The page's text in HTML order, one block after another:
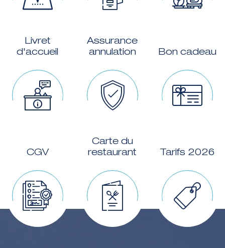
Livret
d'accueil
Assurance
annulation
Bon cadeau
CGV
Carte du
restaurant
Tarifs 2026